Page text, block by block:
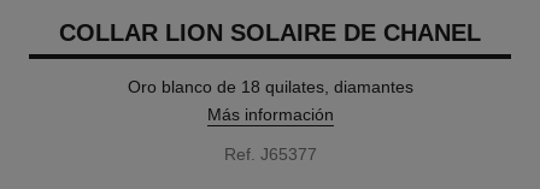
COLLAR LION SOLAIRE DE CHANEL
Oro blanco de 18 quilates, diamantes
Más información
Ref. J65377